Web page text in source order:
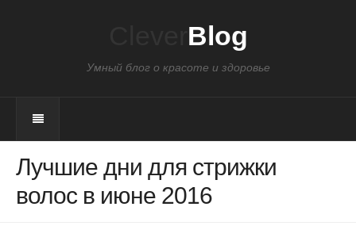
Blog
Умный блог о красоте и здоровье
Лучшие дни для стрижки
волос в июне 2016